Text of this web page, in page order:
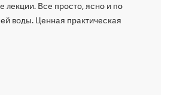
лекции. Все просто, ясно и по
воды. Ценная практическая